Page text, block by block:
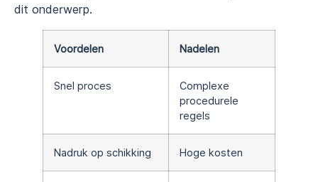
dit onderwerp.
Voordelen Nadelen
Snel proces
Complexe
procedurele
regels
Nadruk op schikking Hoge kosten